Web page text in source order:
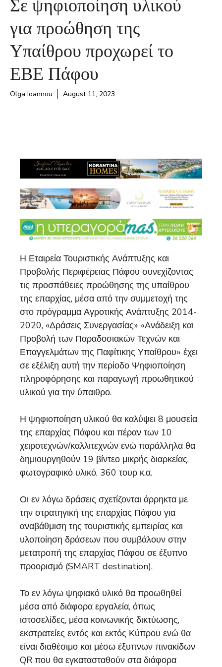
για προώθηση της
Υπαίθρου προχωρεί το
ΕΒΕ Πάφου
Olga Ioannou August 11, 2023
Η Εταιρεία Τουριστικής Ανάπτυξης και
Προβολής Περιφέρειας Πάφου συνεχίζοντας
τις προσπάθειες προώθησης της υπαίθρου
της επαρχίας, μέσα από την συμμετοχή της
στο πρόγραμμα Αγροτικής Ανάπτυξης 2014-
2020, «Δράσεις Συνεργασίας» «Ανάδειξη και
Προβολή των Παραδοσιακών Τεχνών και
Επαγγελμάτων της Παφίτικης Υπαίθρου» έχει
σε εξέλιξη αυτή την περίοδο Ψηφιοποίηση
πληροφόρησης και παραγωγή προωθητικού
υλικού για την ύπαιθρο.
Η ψηφιοποίηση υλικού θα καλύψει 8 μουσεία
της επαρχίας Πάφου και πέραν των 10
χειροτεχνών/καλλιτεχνών ενώ παράλληλα θα
δημιουργηθούν 19 βίντεο μικρής διαρκείας,
φωτογραφικό υλικό, 360 τουρ κ.α.
Οι εν λόγω δράσεις σχετίζονται άρρηκτα με
την στρατηγική της επαρχίας Πάφου για
αναβάθμιση της τουριστικής εμπειρίας και
υλοποίηση δράσεων που συμβάλουν στην
μετατροπή της επαρχίας Πάφου σε έξυπνο
προορισμό (SMART destination).
Το εν λόγω ψηφιακό υλικό θα προωθηθεί
μέσα από διάφορα εργαλεία, όπως
ιστοσελίδες, μέσα κοινωνικής δικτύωσης,
εκστρατείες εντός και εκτός Κύπρου ενώ θα
είναι διαθέσιμο και μέσω έξυπνων πινακίδων
QR που θα εγκατασταθούν στα διάφορα